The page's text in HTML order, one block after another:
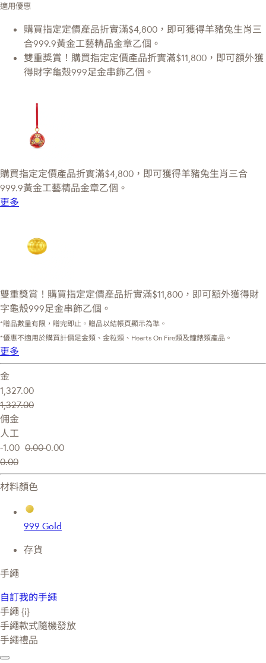
適用優惠
購買指定定價產品折實滿$4,800，即可獲得羊豬兔生肖三
合999.9黃金工藝精品金章乙個。
雙重獎賞！購買指定定價產品折實滿$11,800，即可額外獲
得財字龜殼999足金串飾乙個。
購買指定定價產品折實滿$4,800，即可獲得羊豬兔生肖三合
999.9黃金工藝精品金章乙個。
更多
雙重獎賞！購買指定定價產品折實滿$11,800，即可額外獲得財
字龜殼999足金串飾乙個。
*贈品數量有限，贈完即止。贈品以結帳頁顯示為準。
*優惠不適用於購買計價足金類、金粒類、Hearts On Fire類及鐘錶類產品。
更多
金
1,327.00
1,327.00
佣金
人工
-1.00 0.000.00
0.00
材料顏色
999 Gold
存貨
手繩
自訂我的手繩
手繩 {i}
手繩款式隨機發放
手繩禮品